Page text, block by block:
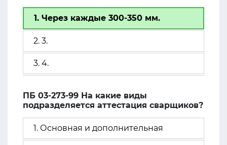
1. Через каждые 300-350 мм.
2. 3.
3. 4.
ПБ 03-273-99 На какие виды
подразделяется аттестация сварщиков?
1. Основная и дополнительная